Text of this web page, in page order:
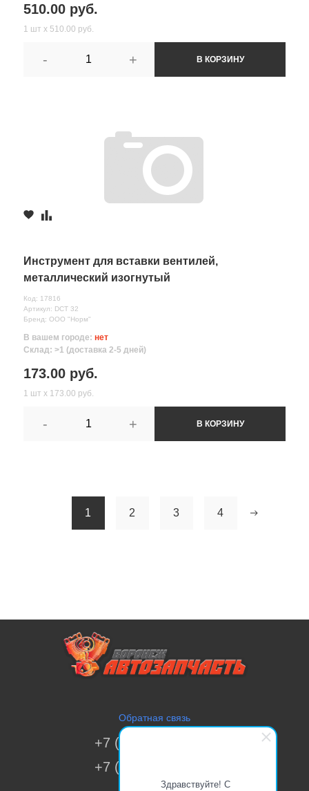
Здравствуйте! С
510.00 руб.
1 шт х 510.00 руб.
- + В КОРЗИНУ
Инструмент для вставки вентилей,
металлический изогнутый
Код: 17816
Артикул: DCT 32
Бренд: ООО "Норм"
В вашем городе: нет
Склад: >1 (доставка 2-5 дней)
173.00 руб.
1 шт х 173.00 руб.
- + В КОРЗИНУ
1 2 3 4
Обратная связь
+7 (473) 269-41-51
+7 (473) 200-70-00